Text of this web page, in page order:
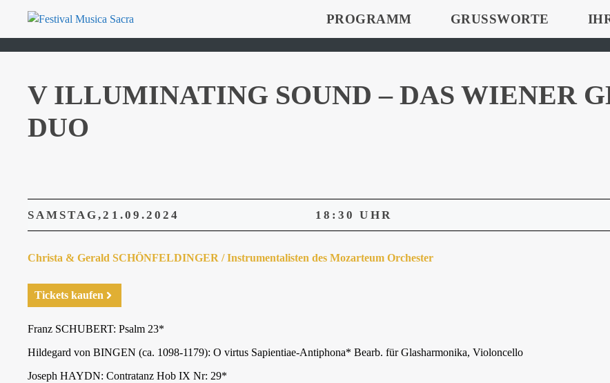
springen
PROGRAMM GRUSSWORTE
V ILLUMINATING SOUND – DAS WIENER
DUO
SAMSTAG 21.09.2024 18:30 UHR
Christa & Gerald SCHÖNFELDINGER / Instrumentalisten des Mozarteum Orchester
Tickets kaufen
Franz SCHUBERT: Psalm 23*
Hildegard von BINGEN (ca. 1098-1179): O virtus Sapientiae-Antiphona* Bearb. für Glasharmonika, Violoncello
Joseph HAYDN: Contratanz Hob IX Nr: 29*